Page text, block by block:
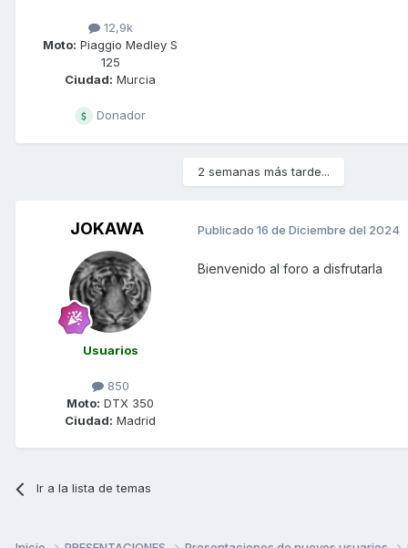
12,9k
Moto: Piaggio Medley S
125
Ciudad: Murcia
Donador
2 semanas más tarde...
JOKAWA
Usuarios
850
Moto: DTX 350
Ciudad: Madrid
Publicado 16 de Diciembre del 2024
Bienvenido al foro a disfrutarla
Ir a la lista de temas